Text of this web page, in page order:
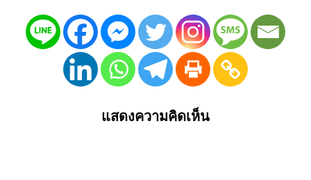
แสดงความคิดเห็น